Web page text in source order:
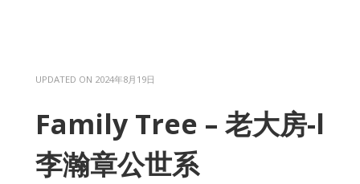
UPDATED ON 2024年8月19日
Family Tree – 老大房-l
李瀚章公世系